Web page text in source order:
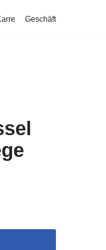
Geschäft